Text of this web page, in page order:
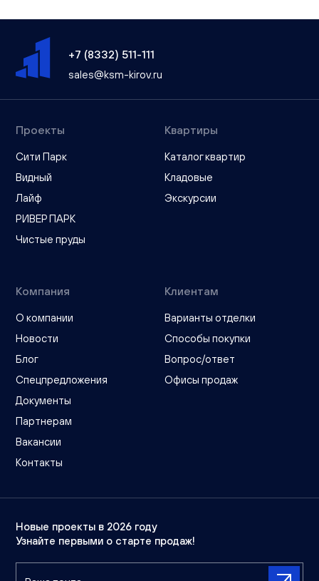
+7 (8332) 511-111
sales@ksm-kirov.ru
Проекты
Сити Парк
Видный
Лайф
РИВЕР ПАРК
Чистые пруды
Квартиры
Каталог квартир
Кладовые
Экскурсии
Компания
О компании
Новости
Блог
Спецпредложения
Документы
Партнерам
Вакансии
Контакты
Клиентам
Варианты отделки
Способы покупки
Вопрос/ответ
Офисы продаж
Новые проекты в 2026 году
Узнайте первыми о старте продаж!